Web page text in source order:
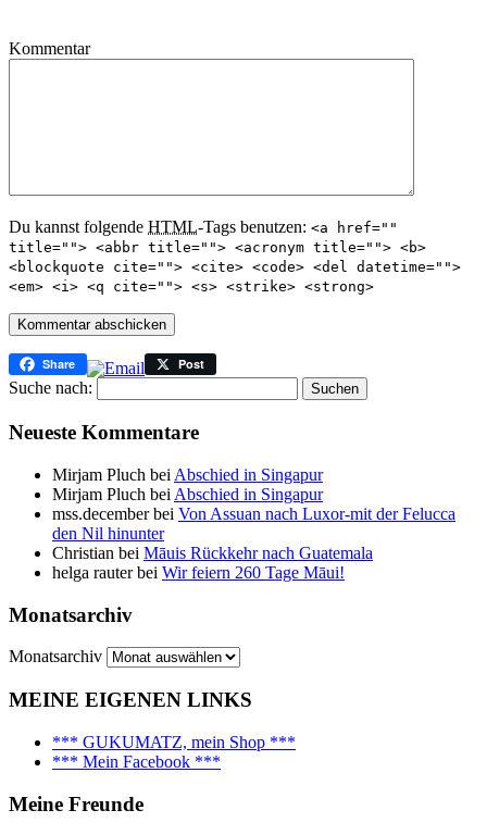
Kommentar
Du kannst folgende HTML-Tags benutzen: <a href=""
title=""> <abbr title=""> <acronym title=""> <b>
<blockquote cite=""> <cite> <code> <del datetime="">
<em> <i> <q cite=""> <s> <strike> <strong>
Share Post
Suche nach:
Neueste Kommentare
Mirjam Pluch bei Abschied in Singapur
Mirjam Pluch bei Abschied in Singapur
mss.decemberbei Von Assuan nach Luxor-mit der Felucca
den Nil hinunter
Christian bei Māuis Rückkehr nach Guatemala
helga rauterbei Wir feiern 260 Tage Māui!
Monatsarchiv
Monatsarchiv
MEINE EIGENEN LINKS
*** GUKUMATZ, mein Shop ***
*** Mein Facebook ***
Meine Freunde